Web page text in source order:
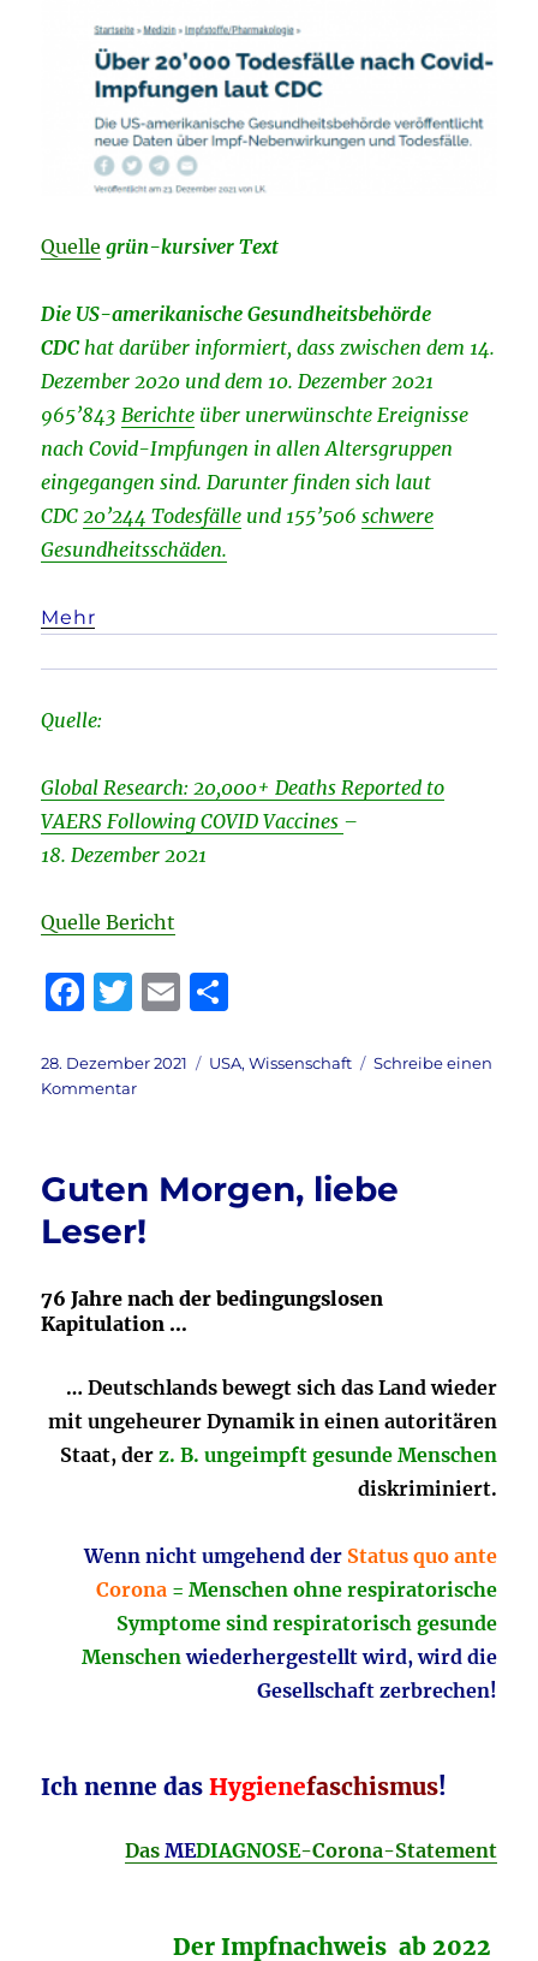
Quelle grün-kursiver Text
Die US-amerikanische Gesundheitsbehörde
CDC hat darüber informiert, dass zwischen dem 14.
Dezember 2020 und dem 10. Dezember 2021
965’843Berichte über unerwünschte Ereignisse
nach Covid-Impfungen in allen Altersgruppen
eingegangen sind. Darunter finden sich laut
CDC20’244 Todesfälle und 155’506schwere
Gesundheitsschäden.
Mehr
Quelle:
Global Research: 20,000+ Deaths Reported to
VAERS Following COVID Vaccines –
18. Dezember 2021
Quelle Bericht
F
c
e
o
o
T
it
te
E
ai le
Veröffentlicht
am
28. Dezember 2021 Kategorien
USA,Wissenschaft
Schreibe einen
Kommentarzu
&
lt.
Guten Morgen, liebe
Leser!
76 Jahre nach der bedingungslosen
Kapitulation …
… Deutschlands bewegt sich das Land wieder
mit ungeheurer Dynamik in einen autoritären
Staat, der z. B. ungeimpft gesunde Menschen
diskriminiert.
Wenn nicht umgehend der Status quo ante
Corona= Menschen ohne respiratorische
Symptome sind respiratorisch gesunde
Menschen wiederhergestellt wird, wird die
Gesellschaft zerbrechen!
Ich nenne dasHygienefaschismus!
Das MEDIAGNOSE-Corona-Statement
Der Impfnachweis ab 2022